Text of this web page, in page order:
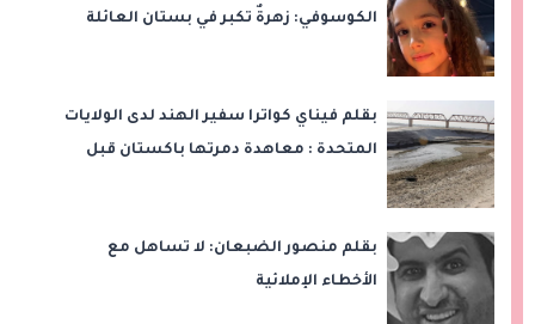
الكوسوفي: زهرةٌ تكبر في بستان العائلة
بقلم فيناي كواترا سفير الهند لدى الولايات
المتحدة : معاهدة دمرتها باكستان قبل
بقلم منصور الضبعان: لا تساهل مع
الأخطاء الإملائية